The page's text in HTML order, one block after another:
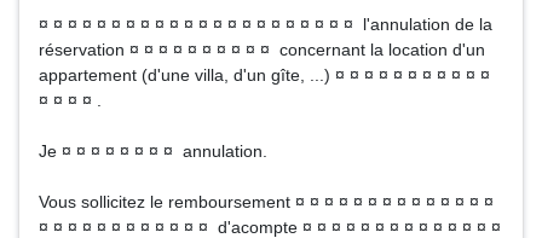
¤ ¤ ¤ ¤ ¤ ¤ ¤ ¤ ¤ ¤ ¤ ¤ ¤ ¤ ¤ ¤ ¤ ¤ ¤ ¤ ¤ ¤ l'annulation de la
réservation ¤ ¤ ¤ ¤ ¤ ¤ ¤ ¤ ¤ ¤ concernant la location d'un
appartement (d'une villa, d'un gîte, ...) ¤ ¤ ¤ ¤ ¤ ¤ ¤ ¤ ¤ ¤ ¤
¤ ¤ ¤ ¤ .
Je ¤ ¤ ¤ ¤ ¤ ¤ ¤ ¤ annulation.
Vous sollicitez le remboursement ¤ ¤ ¤ ¤ ¤ ¤ ¤ ¤ ¤ ¤ ¤ ¤ ¤ ¤
¤ ¤ ¤ ¤ ¤ ¤ ¤ ¤ ¤ ¤ ¤ ¤ d'acompte ¤ ¤ ¤ ¤ ¤ ¤ ¤ ¤ ¤ ¤ ¤ ¤ ¤ ¤